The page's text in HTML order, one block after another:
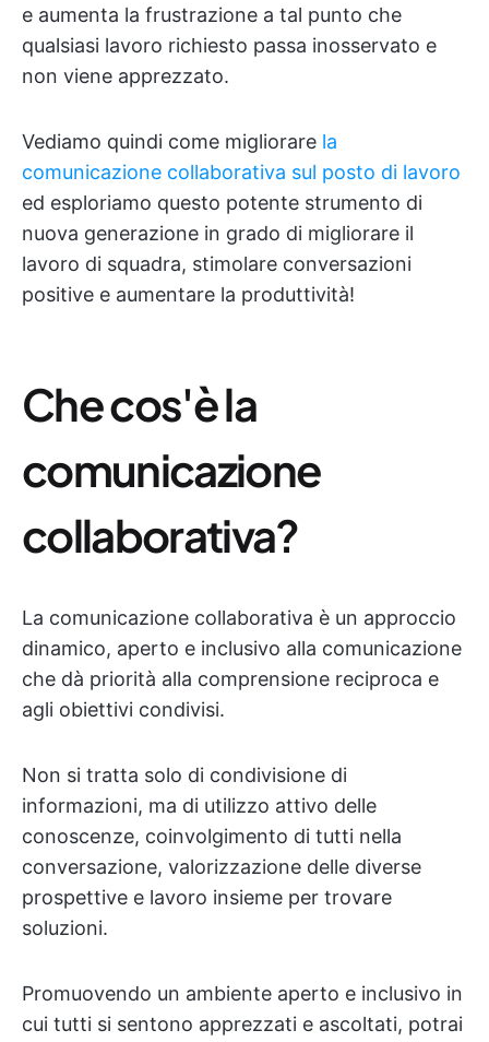
e aumenta la frustrazione a tal punto che
qualsiasi lavoro richiesto passa inosservato e
non viene apprezzato.
Vediamo quindi come migliorare la
comunicazione collaborativa sul posto di lavoro
ed esploriamo questo potente strumento di
nuova generazione in grado di migliorare il
lavoro di squadra, stimolare conversazioni
positive e aumentare la produttività!
Che cos'è la
comunicazione
collaborativa?
La comunicazione collaborativa è un approccio
dinamico, aperto e inclusivo alla comunicazione
che dà priorità alla comprensione reciproca e
agli obiettivi condivisi.
Non si tratta solo di condivisione di
informazioni, ma di utilizzo attivo delle
conoscenze, coinvolgimento di tutti nella
conversazione, valorizzazione delle diverse
prospettive e lavoro insieme per trovare
soluzioni.
Promuovendo un ambiente aperto e inclusivo in
cui tutti si sentono apprezzati e ascoltati, potrai